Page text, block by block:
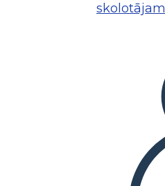
skolotājam